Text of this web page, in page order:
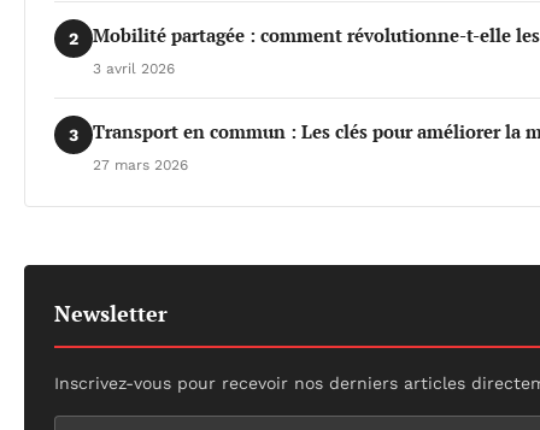
2 Mobilité partagée : comment révolutionne-t-elle
3 avril 2026
3 Transport en commun : Les clés pour améliorer la
27 mars 2026
Newsletter
Inscrivez-vous pour recevoir nos derniers articles